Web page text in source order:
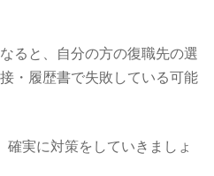
ると、自分の方の復職先の選
・履歴書で失敗している可能
実に対策をしていきましょ